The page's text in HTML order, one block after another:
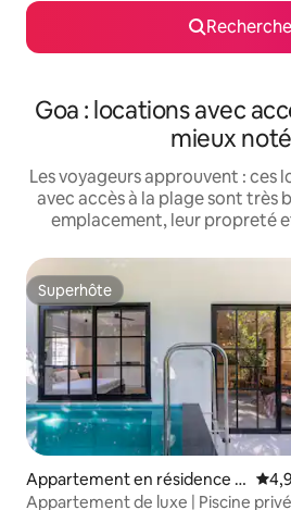
Goa : locations avec
mieux
Les voyageurs approuvent : ces
avec accès à la plage sont très
emplacement, leur propreté
Superhôte
Superhôte
Appartement en résidence ⋅
Calangute
Appartement de luxe | Piscine